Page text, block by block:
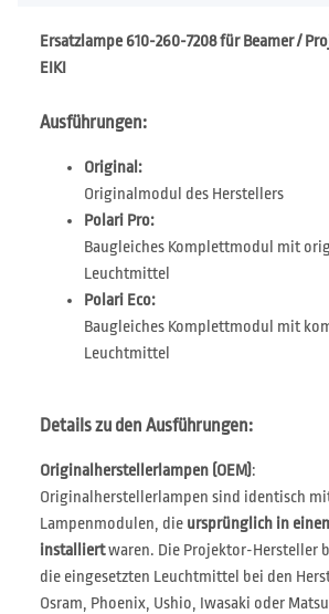
Ersatzlampe 610-260-7208 für Beamer /
EIKI
Ausführungen:
Original:
Originalmodul des Herstellers
Polari Pro:
Baugleiches Komplettmodul mit
Leuchtmittel
Polari Eco:
Baugleiches Komplettmodul mit
Leuchtmittel
Details zu den Ausführungen:
Originalherstellerlampen (OEM):
Originalherstellerlampen sind identisch
Lampenmodulen, die ursprünglich in
installiertwaren. Die Projektor-Hersteller
die eingesetzten Leuchtmittel bei den
Osram, Phoenix, Ushio, Iwasaki oder